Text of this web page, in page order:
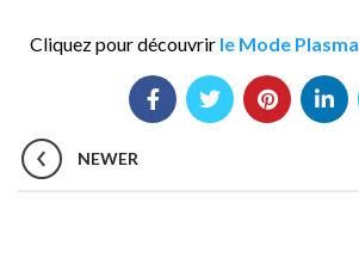
Cliquez pour découvrir le Mode Plasma
NEWER